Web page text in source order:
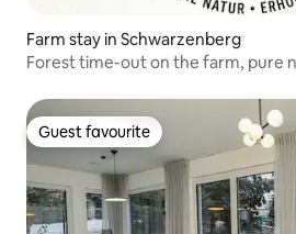
Farm stay in Schwarzenberg
Forest time-out on the farm, pure
Guest favourite
Guest favourite